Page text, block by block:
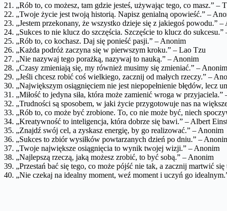
21. „Rób to, co możesz, tam gdzie jesteś, używając tego, co masz.” –
22. „Twoje życie jest twoją historią. Napisz genialną opowieść.” –
23. „Jestem przekonany, że wszystko dzieje się z jakiegoś powodu.” –
24. „Sukces to nie klucz do szczęścia. Szczęście to klucz do
25. „Rób to, co kochasz. Daj się ponieść pasji.” – Anonim
26. „Każda podróż zaczyna się w pierwszym kroku.” – Lao Tzu
27. „Nie nazywaj tego porażką, nazywaj to nauką.” – Anonim
28. „Czasy zmieniają się, my również musimy się zmieniać.” – Anonim
29. „Jeśli chcesz robić coś wielkiego, zacznij od małych rzeczy.” –
30. „Największym osiągnięciem nie jest niepopełnienie błędów, lecz
31. „Miłość to jedyna siła, która może zamienić wroga w
32. „Trudności są sposobem, w jaki życie przygotowuje nas na
33. „Rób to, co może być zrobione. To, co nie może być, niech
34. „Kreatywność to inteligencja, która dobrze się bawi.” – Albert
35. „Znajdź swój cel, a zyskasz energię, by go realizować.” – Anonim
36. „Sukces to zbiór wysiłków powtarzanych dzień po dniu.” –
37. „Twoje największe osiągnięcia to wynik twojej wizji.” – Anonim
38. „Najlepszą rzeczą, jaką możesz zrobić, to być sobą.” – Anonim
39. „Przestań bać się tego, co może pójść nie tak, a zacznij martwić
40. „Nie czekaj na idealny moment, weź moment i uczyń go